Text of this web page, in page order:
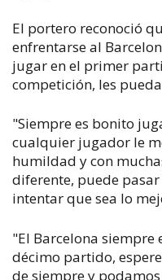
El portero reconoció
enfrentarse al
jugar en el primer
competición, les
"Siempre es bonito
cualquier jugador le
humildad y con
diferente, puede
intentar que sea lo
"El Barcelona siempre
décimo partido,
de siempre y